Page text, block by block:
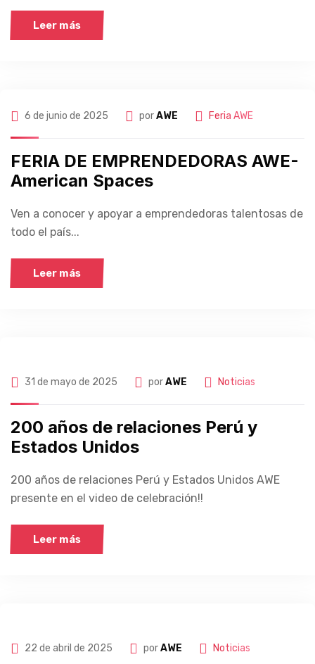
Leer más
6 de junio de 2025 porAWE Feria AWE
FERIA DE EMPRENDEDORAS AWE-
American Spaces
Ven a conocer y apoyar a emprendedoras talentosas de
todo el país...
Leer más
31 de mayo de 2025 porAWE Noticias
200 años de relaciones Perú y
Estados Unidos
200 años de relaciones Perú y Estados Unidos AWE
presente en el video de celebración!!
Leer más
22 de abril de 2025 porAWE Noticias